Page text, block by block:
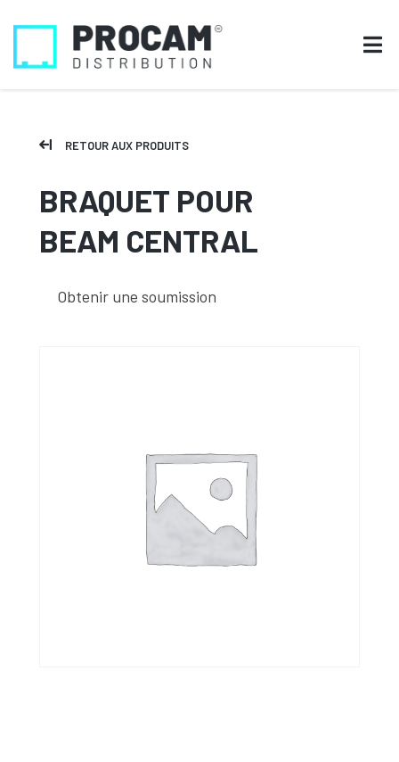
RETOUR AUX PRODUITS
BRAQUET POUR
BEAM CENTRAL
Obtenir une soumission